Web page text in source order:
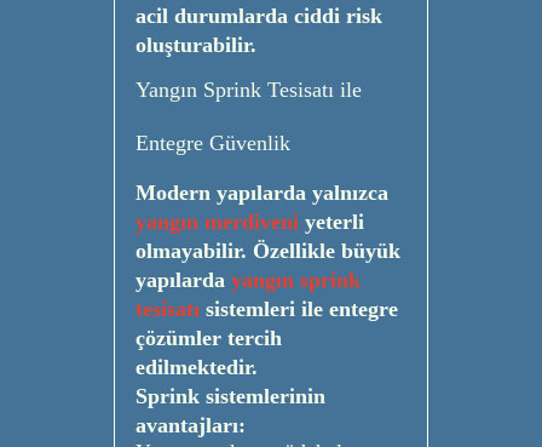
acil durumlarda ciddi risk
oluşturabilir.
Yangın Sprink Tesisatı ile
Entegre Güvenlik
Modern yapılarda yalnızca
yangın merdiveni yeterli
olmayabilir. Özellikle büyük
yapılarda yangın sprink
tesisatı sistemleri ile entegre
çözümler tercih
edilmektedir.
Sprink sistemlerinin
avantajları: